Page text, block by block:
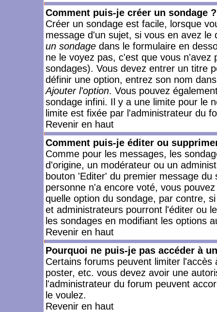
Comment puis-je créer un sondage ?
Créer un sondage est facile, lorsque
message d'un sujet, si vous en avez
un sondage dans le formulaire en
ne le voyez pas, c'est que vous
sondages). Vous devez entrer un titre
définir une option, entrez son nom
Ajouter l'option. Vous pouvez
sondage infini. Il y a une limite pour le
limite est fixée par l'administrateur du
Revenir en haut
Comment puis-je éditer ou
Comme pour les messages, les
d'origine, un modérateur ou un
bouton 'Editer' du premier message
personne n'a encore voté, vous
quelle option du sondage, par contre,
et administrateurs pourront l'éditer ou
les sondages en modifiant les options
Revenir en haut
Pourquoi ne puis-je pas accéder à
Certains forums peuvent limiter
poster, etc. vous devez avoir une
l'administrateur du forum peuvent
le voulez.
Revenir en haut